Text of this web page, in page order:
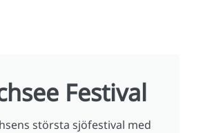
Festival
största sjöfestival med